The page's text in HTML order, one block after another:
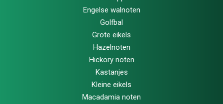
Engelse walnoten
Golfbal
Grote eikels
Hazelnoten
Hickory noten
Kastanjes
Kleine eikels
Macadamia noten